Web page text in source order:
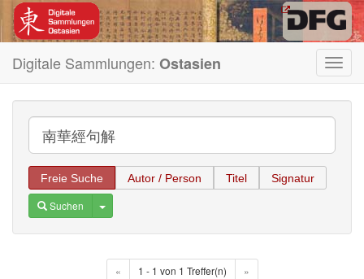
Digitale Sammlungen: Ostasien
Freie Suche Autor / Person Titel Signatur
Suchen Toggle Dropdown
« 1 - 1 von 1 Treffer(n) »